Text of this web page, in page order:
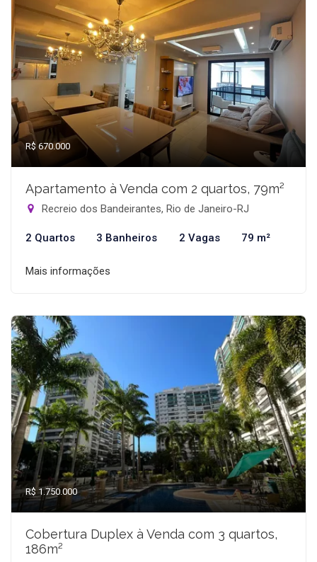
R$ 670.000
Apartamento à Venda com 2 quartos, 79m²
Recreio dos Bandeirantes, Rio de Janeiro-RJ
2 Quartos 3 Banheiros 2 Vagas 79 m²
Mais informações
R$ 1.750.000
Cobertura Duplex à Venda com 3 quartos,
186m²